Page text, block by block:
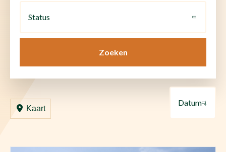
Status
Zoeken
Kaart
Datum ↓